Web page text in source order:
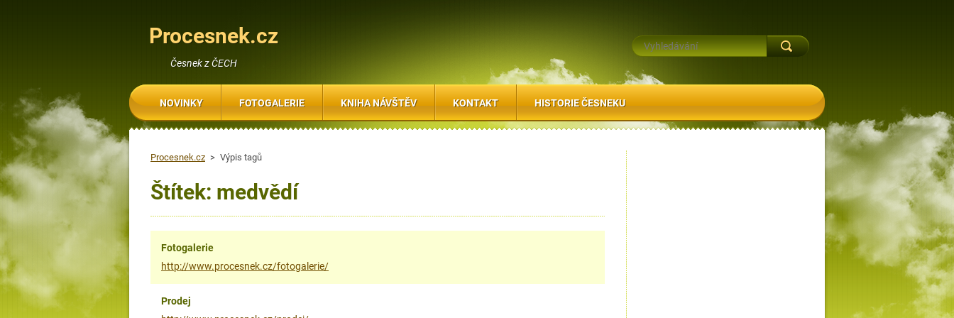
Procesnek.cz
Česnek z ČECH
Procesnek.cz > Výpis tagů
Štítek: medvědí
Fotogalerie
http://www.procesnek.cz/fotogalerie/
Prodej
NOVINKY FOTOGALERIE KNIHA NÁVŠTĚV KONTAKT HISTORIE ČESNEKU